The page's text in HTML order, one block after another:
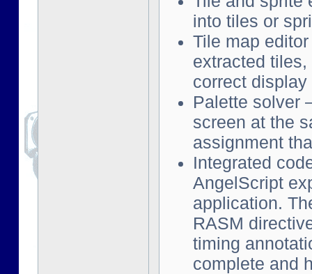
into tiles or
Tile map
extracted
correct
Palette solver
screen at the
assignment
Integrated
AngelScript
application.
RASM
timing
complete and